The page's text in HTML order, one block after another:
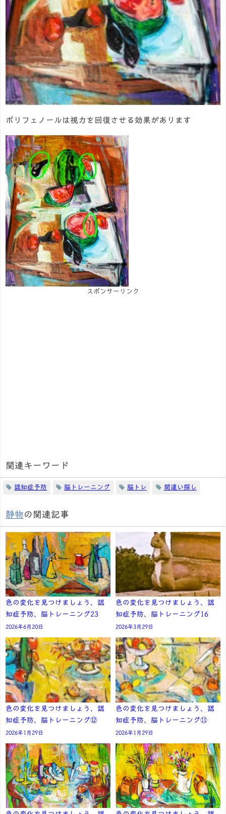
ポリフェノールは視力を回復させる効果があります
スポンサーリンク
関連キーワード
認知症予防 脳トレーニング 脳トレ 間違い探し
静物の関連記事
色の変化を見つけましょう、認
知症予防、脳トレーニング23
2026年6月20日
色の変化を見つけましょう、認
知症予防、脳トレーニング16
2026年3月29日
色の変化を見つけましょう、認
知症予防、脳トレーニング⑫
2026年1月29日
色の変化を見つけましょう、認
知症予防、脳トレーニング⑪
2026年1月29日